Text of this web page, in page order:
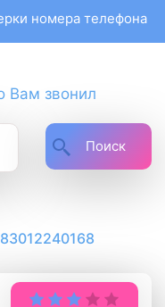
номера телефона
Вам звонил
Поиск